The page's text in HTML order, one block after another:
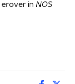
in NOS